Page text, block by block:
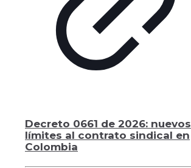
Decreto 0661 de 2026: nuevos
límites al contrato sindical en
Colombia